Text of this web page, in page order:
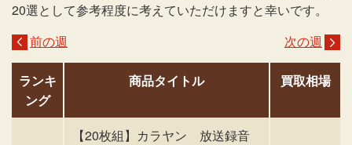
20選として参考程度に考えていただけますと幸いです。
前の週
次の週
ランキ
ング
商品タイトル 買取相場
【20枚組】カラヤン 放送録音